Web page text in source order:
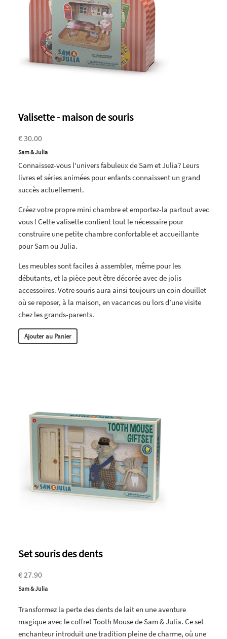
Valisette - maison de souris
€ 30.00
Sam & Julia
Connaissez-vous l'univers fabuleux de Sam et Julia? Leurs
livres et séries animées pour enfants connaissent un grand
succès actuellement.
Créez votre propre mini chambre et emportez-la partout avec
vous ! Cette valisette contient tout le nécessaire pour
construire une petite chambre confortable et accueillante
pour Sam ou Julia.
Les meubles sont faciles à assembler, même pour les
débutants, et la pièce peut être décorée avec de jolis
accessoires. Votre souris aura ainsi toujours un coin douillet
où se reposer, à la maison, en vacances ou lors d’une visite
chez les grands-parents.
Ajouter au Panier
Set souris des dents
€ 27.90
Sam & Julia
Transformez la perte des dents de lait en une aventure
magique avec le coffret Tooth Mouse de Sam & Julia. Ce set
enchanteur introduit une tradition pleine de charme, où une